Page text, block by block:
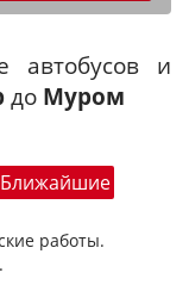
автобусов и
до Муром
Ближайшие
работы.